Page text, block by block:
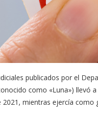
publicados por el
como «Luna») llevó
2021, mientras ejercía como